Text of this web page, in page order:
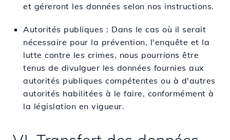
et géreront les données selon nos instructions.
Autorités publiques : Dans le cas où il serait
nécessaire pour la prévention, l'enquête et la
lutte contre les crimes, nous pourrions être
tenus de divulguer les données fournies aux
autorités publiques compétentes ou à d'autres
autorités habilitées à le faire, conformément à
la législation en vigueur.